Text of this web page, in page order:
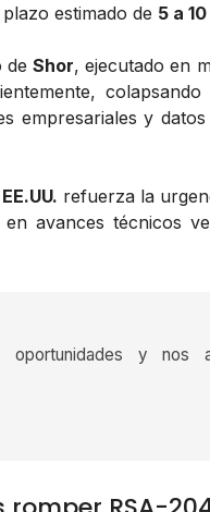
estimado de 5 a
deShor, ejecutado en
empresariales y
refuerza la
avances técnicos
oportunidades y nos